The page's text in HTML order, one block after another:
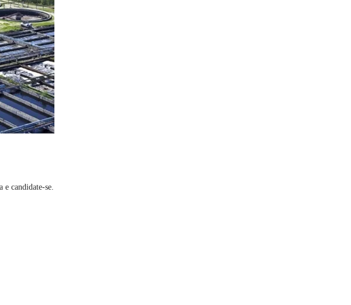
e candidate-se.